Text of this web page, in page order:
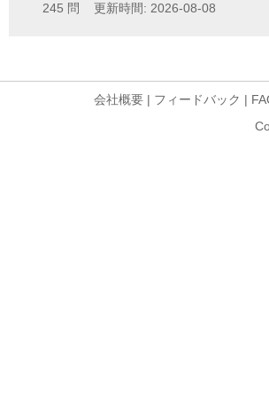
245 問 更新時間: 2026-08-08
会社概要 | フィードバック |